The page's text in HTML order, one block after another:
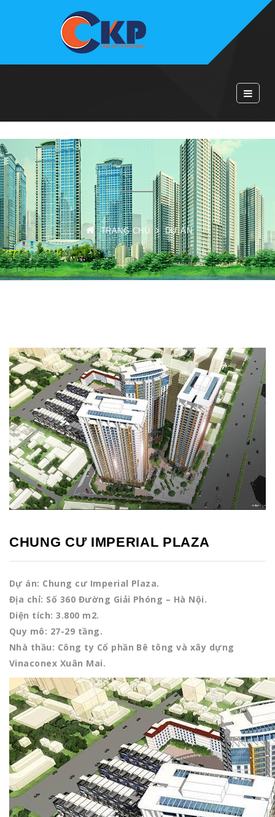
TRANG CHỦ DỰ ÁN
CHUNG CƯ IMPERIAL PLAZA
Dự án: Chung cư Imperial Plaza.
Địa chỉ: Số 360 Đường Giải Phóng – Hà Nội.
Diện tích: 3.800 m2.
Quy mô: 27-29 tầng.
Nhà thầu: Công ty Cổ phần Bê tông và xây dựng
Vinaconex Xuân Mai.